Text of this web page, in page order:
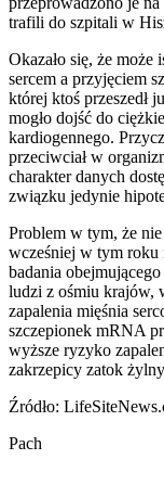
trafili do szpitali w
Okazało się, że
sercem a przyjęciem
której ktoś przeszedł
mogło dojść do
kardiogennego.
przeciwciał w
charakter danych
związku jedynie
Problem w tym, że
wcześniej w tym roku
badania
ludzi z ośmiu krajów,
zapalenia mięśnia
szczepionek mRNA
wyższe ryzyko
zakrzepicy zatok
Źródło:
Pach